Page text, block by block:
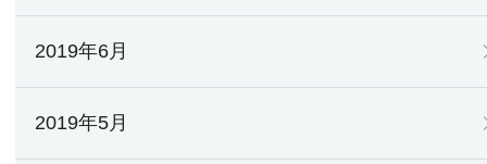
2019年6月
2019年5月